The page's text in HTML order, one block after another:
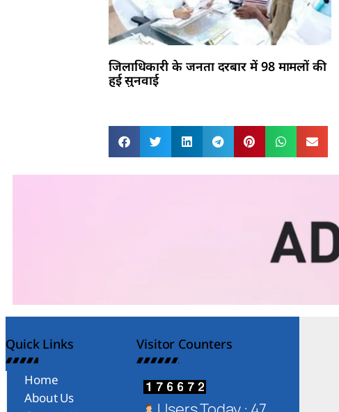
जिलाधिकारी के जनता दरबार में 98 मामलों की
हुई सुनवाई
Quick Links
Home
About Us
Visitor Counters